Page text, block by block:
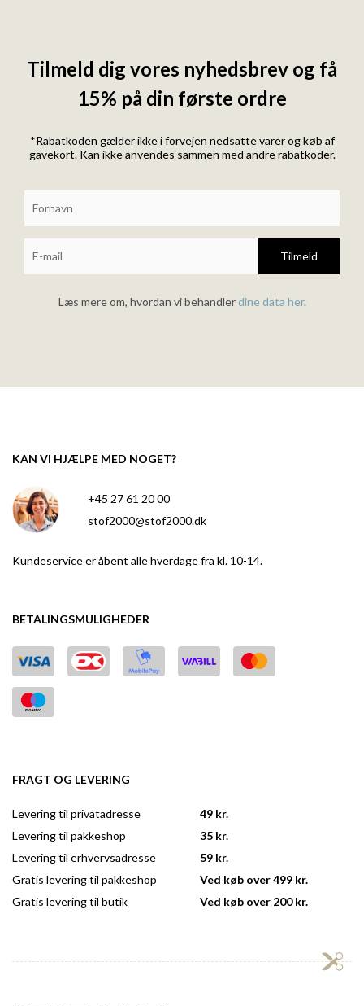
Tilmeld dig vores nyhedsbrev og få
15% på din første ordre
*Rabatkoden gælder ikke i forvejen nedsatte varer og køb af
gavekort. Kan ikke anvendes sammen med andre rabatkoder.
Tilmeld
Læs mere om, hvordan vi behandlerdine data her.
KAN VI HJÆLPE MED NOGET?
+45 27 61 20 00
stof2000@stof2000.dk
Kundeservice er åbent alle hverdage fra kl. 10-14.
BETALINGSMULIGHEDER
FRAGT OG LEVERING
Levering til privatadresse
Levering til pakkeshop
Levering til erhvervsadresse
Gratis levering til pakkeshop
Gratis levering til butik
49 kr.
35 kr.
59 kr.
Ved køb over 499 kr.
Ved køb over 200 kr.